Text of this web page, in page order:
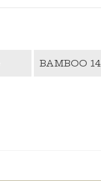
BAMBOO 14